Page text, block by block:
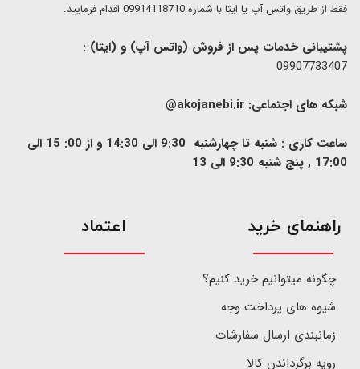
فقط از طریق واتس آپ یا ایتا با شماره 09914118710 اقدام فرمایید.
پشتیبانی خدمات پس از فروش (واتس آپ) و (ایتا) :
09907733407
شبکه های اجتماعی: akojanebi.ir@
ساعت کاری : شنبه تا چهارشنبه 9:30 الی 14:30 و از 00: 15 الی
17:00 , پنج شنبه 9:30 الی 13
​راهنمای خرید
چگونه میتوانیم خرید کنیم؟
شیوه های پرداخت وجه
زمانبندی ارسال سفارشات
رویه برگرداندن کالا
اعتماد